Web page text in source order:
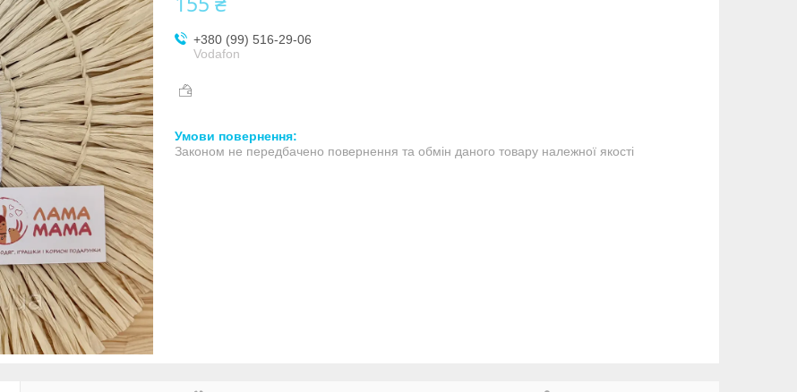
+380 (99) 516-29-06
Vodafon
Законом не передбачено повернення та обмін даного товару належної якості